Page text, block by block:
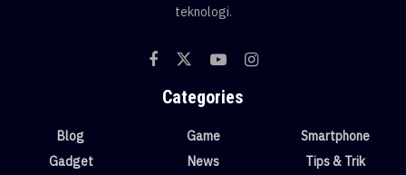
teknologi.
Categories
Blog
Gadget
Game
News
Smartphone
Tips & Trik